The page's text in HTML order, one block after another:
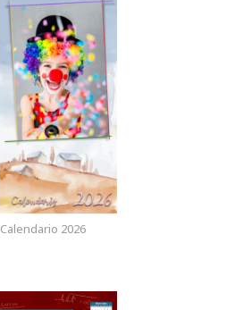
Calendario 2026